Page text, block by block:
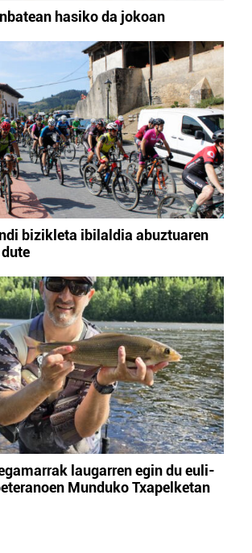
hasiko da jokoan
bizikleta ibilaldia abuztuaren
laugarren egin du euli-
Munduko Txapelketan